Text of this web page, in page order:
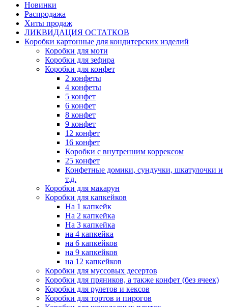
Новинки
Распродажа
Хиты продаж
ЛИКВИДАЦИЯ ОСТАТКОВ
Коробки картонные для кондитерских изделий
Коробки для моти
Коробки для зефира
Коробки для конфет
2 конфеты
4 конфеты
5 конфет
6 конфет
8 конфет
9 конфет
12 конфет
16 конфет
Коробки с внутренним коррексом
25 конфет
Конфетные домики, сундучки, шкатулочки и
т.д.
Коробки для макарун
Коробки для капкейков
На 1 капкейк
На 2 капкейка
На 3 капкейка
на 4 капкейка
на 6 капкейков
на 9 капкейков
на 12 капкейков
Коробки для муссовых десертов
Коробки для пряников, а также конфет (без ячеек)
Коробки для рулетов и кексов
Коробки для тортов и пирогов